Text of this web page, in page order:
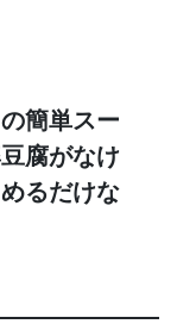
簡単スー
腐がなけ
るだけな